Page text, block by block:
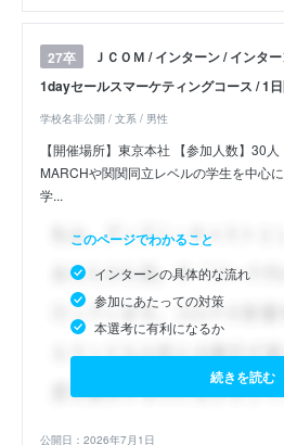
27卒
ＪＣＯＭ / インターン / インタ
1dayセールスマーケティングコース / 1
学校名非公開 / 文系 / 男性
【開催場所】東京本社 【参加人数】30人
MARCHや関関同立レベルの学生を中心
学...
このページでわかること
インターンの具体的な流れ
参加にあたっての対策
本選考に有利になるか
続きを読む
公開日：2026年7月1日